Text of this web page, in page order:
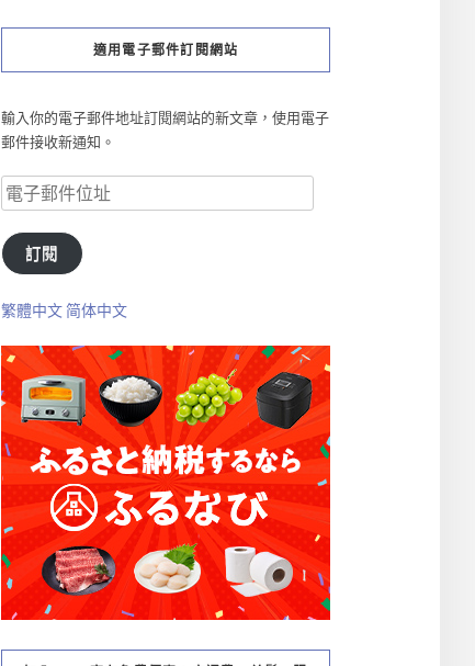
適用電子郵件訂閱網站
輸入你的電子郵件地址訂閱網站的新文章，使用電子
郵件接收新通知。
訂閱
繁體中文 简体中文